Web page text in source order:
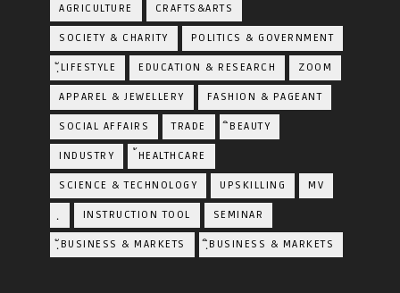
AGRICULTURE CRAFTS&ARTS
SOCIETY & CHARITY POLITICS & GOVERNMENT
ฺัLIFESTYLE EDUCATION & RESEARCH ZOOM
APPAREL & JEWELLERY FASHION & PAGEANT
SOCIAL AFFAIRS TRADE ิBEAUTY
INDUSTRY ้HEALTHCARE
SCIENCE & TECHNOLOGY UPSKILLING MV
INSTRUCTION TOOL SEMINAR
ฺัBUSINESS & MARKETS ฺิBUSINESS & MARKETS